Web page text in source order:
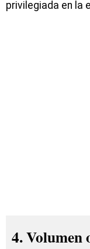
privilegiada en la
4. Volumen